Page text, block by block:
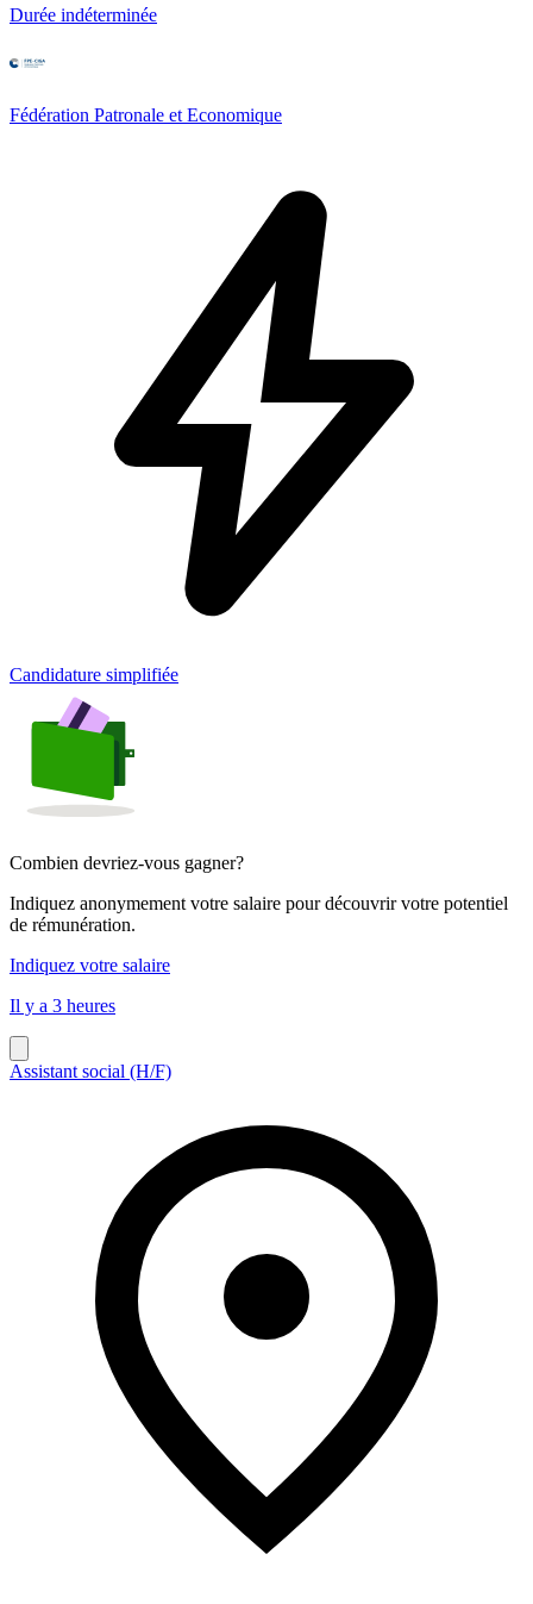
Durée indéterminée
Fédération Patronale et Economique
Candidature simplifiée
Combien devriez-vous gagner?
Indiquez anonymement votre salaire pour découvrir votre potentiel
de rémunération.
Indiquez votre salaire
Il y a 3 heures
Assistant social (H/F)